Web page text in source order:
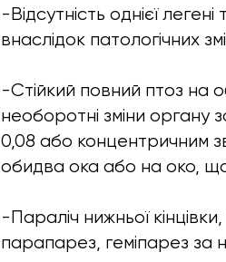
-Відсутність однієї
внаслідок патологічних
-Стійкий повний птоз на
необоротні зміни
0,08 або концентричним
обидва ока або на око,
-Параліч нижньої
парапарез, геміпарез за